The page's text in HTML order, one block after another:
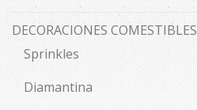
DECORACIONES COMESTIBLES
Sprinkles
Diamantina